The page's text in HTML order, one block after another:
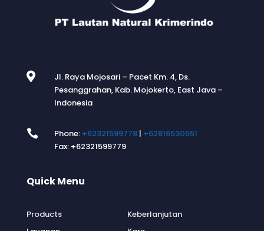

Jl. Raya Mojosari – Pacet Km. 4, Ds.
Pesanggrahan, Kab. Mojokerto, East Java –
Indonesia
 Phone: +62321599778| +62816530551
Fax: +62321599779
Quick Menu
Products
Keberlanjutan